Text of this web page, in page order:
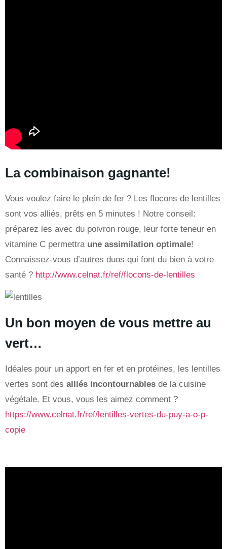
La combinaison gagnante!
Vous voulez faire le plein de fer ? Les flocons de lentilles
sont vos alliés, prêts en 5 minutes ! Notre conseil:
préparez les avec du poivron rouge, leur forte teneur en
vitamine C permettra une assimilation optimale!
Connaissez-vous d’autres duos qui font du bien à votre
santé ? http://www.celnat.fr/ref/flocons-de-lentilles
Un bon moyen de vous mettre au
vert…
Idéales pour un apport en fer et en protéines, les lentilles
vertes sont des alliés incontournables de la cuisine
végétale. Et vous, vous les aimez comment ?
https://www.celnat.fr/ref/lentilles-vertes-du-puy-a-o-p-
copie